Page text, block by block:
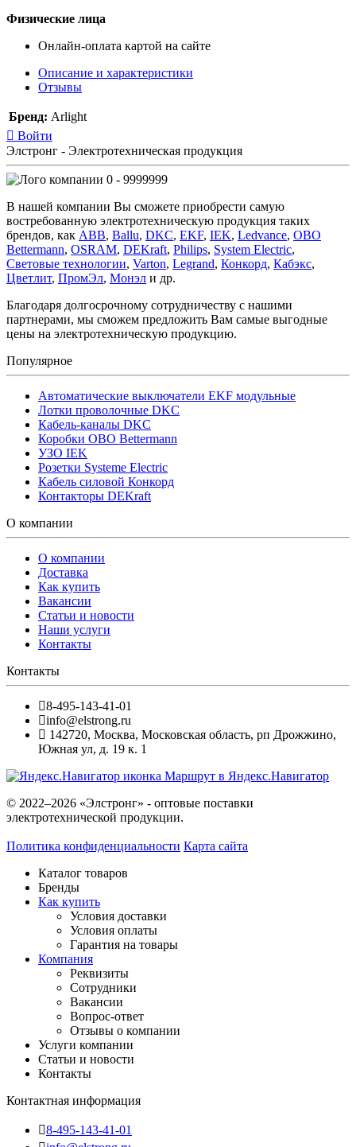
Физические лица
Онлайн-оплата картой на сайте
Описание и характеристики
Отзывы
Бренд: Arlight
Войти
Элстронг - Электротехническая продукция
0 - 9999999
В нашей компании Вы сможете приобрести самую
востребованную электротехническую продукция таких
брендов, как ABB, Ballu, DKC, EKF, IEK, Ledvance, OBO
Bettermann, OSRAM, DEKraft, Philips, System Electric,
Световые технологии, Varton, Legrand, Конкорд, Кабэкс,
Цветлит, ПромЭл, Монэл и др.
Благодаря долгосрочному сотрудничеству с нашими
партнерами, мы сможем предложить Вам самые выгодные
цены на электротехническую продукцию.
Популярное
Автоматические выключатели EKF модульные
Лотки проволочные DKC
Кабель-каналы DKC
Коробки OBO Bettermann
УЗО IEK
Розетки Systeme Electric
Кабель силовой Конкорд
Контакторы DEKraft
О компании
О компании
Доставка
Как купить
Вакансии
Статьи и новости
Наши услуги
Контакты
Контакты
8-495-143-41-01
info@elstrong.ru
142720, Москва, Московская область, рп Дрожжино,
Южная ул, д. 19 к. 1
Маршрут в Яндекс.Навигатор
© 2022–2026 «Элстронг» - оптовые поставки
электротехнической продукции.
Политика конфиденциальности Карта сайта
Каталог товаров
Бренды
Как купить
Условия доставки
Условия оплаты
Гарантия на товары
Компания
Реквизиты
Сотрудники
Вакансии
Вопрос-ответ
Отзывы о компании
Услуги компании
Статьи и новости
Контакты
Контактная информация
8-495-143-41-01